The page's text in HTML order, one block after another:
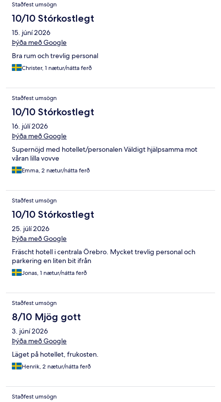
Staðfest umsögn
10/10 Stórkostlegt
15. júní 2026
Þýða með Google
Bra rum och trevlig personal
Christer, 1 nætur/nátta ferð
Staðfest umsögn
10/10 Stórkostlegt
16. júlí 2026
Þýða með Google
Supernöjd med hotellet/personalen Väldigt hjälpsamma mot
våran lilla vovve
Emma, 2 nætur/nátta ferð
Staðfest umsögn
10/10 Stórkostlegt
25. júlí 2026
Þýða með Google
Fräscht hotell i centrala Örebro. Mycket trevlig personal och
parkering en liten bit ifrån
Jonas, 1 nætur/nátta ferð
Staðfest umsögn
8/10 Mjög gott
3. júní 2026
Þýða með Google
Läget på hotellet, frukosten.
Henrik, 2 nætur/nátta ferð
Staðfest umsögn